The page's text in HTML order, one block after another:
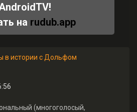
на rudub.app
в истории с Дольфом
(многоголосый,